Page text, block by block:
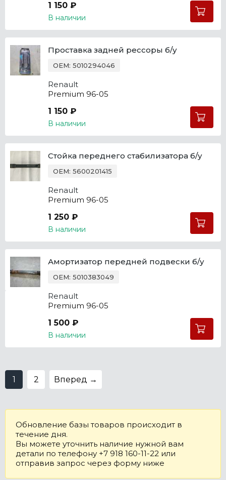
1 150 ₽
В наличии
Проставка задней рессоры б/у
OEM: 5010294046
Renault
Premium 96-05
1 150 ₽
В наличии
Стойка переднего стабилизатора б/у
OEM: 5600201415
Renault
Premium 96-05
1 250 ₽
В наличии
Амортизатор передней подвески б/у
OEM: 5010383049
Renault
Premium 96-05
1 500 ₽
В наличии
1 2 Вперед →
Обновление базы товаров происходит в
течение дня.
Вы можете уточнить наличие нужной вам
детали по телефону +7 918 160-11-22 или
отправив запрос через форму ниже